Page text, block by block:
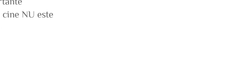
NU este